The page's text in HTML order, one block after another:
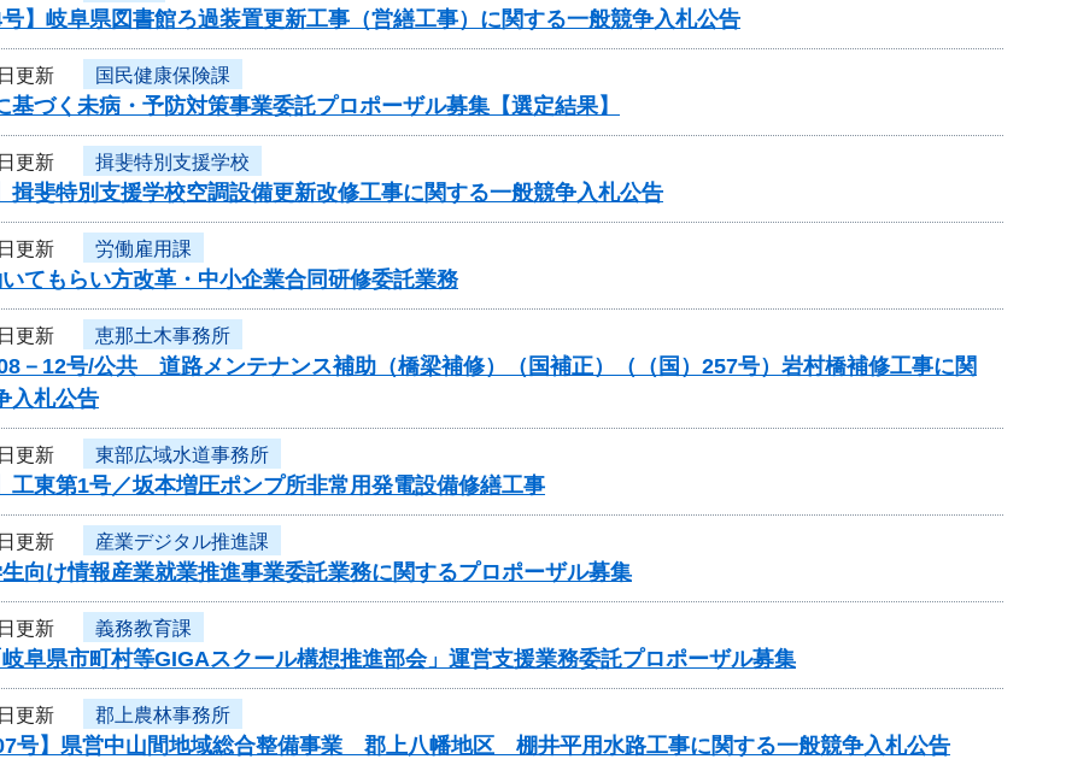
号】岐阜県図書館ろ過装置更新工事（営繕工事）に関する一般競争入札公告
更新 国民健康保険課
基づく未病・予防対策事業委託プロポーザル募集【選定結果】
更新 揖斐特別支援学校
揖斐特別支援学校空調設備更新改修工事に関する一般競争入札公告
更新 労働雇用課
てもらい方改革・中小企業合同研修委託業務
更新 恵那土木事務所
－12号/公共 道路メンテナンス補助（橋梁補修）（国補正）（（国）257号）岩村橋補修工事に関
入札公告
更新 東部広域水道事務所
工東第1号／坂本増圧ポンプ所非常用発電設備修繕工事
更新 産業デジタル推進課
向け情報産業就業推進事業委託業務に関するプロポーザル募集
更新 義務教育課
阜県市町村等GIGAスクール構想推進部会」運営支援業務委託プロポーザル募集
更新 郡上農林事務所
号】県営中山間地域総合整備事業 郡上八幡地区 棚井平用水路工事に関する一般競争入札公告